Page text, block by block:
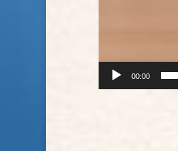
00:00